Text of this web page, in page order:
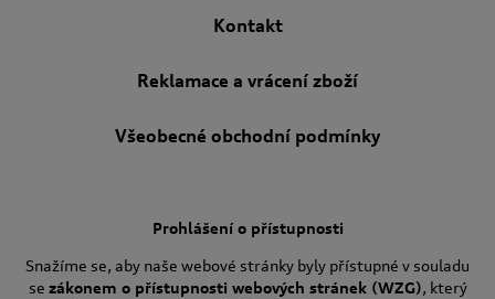
Kontakt
Reklamace a vrácení zboží
Všeobecné obchodní podmínky
Prohlášení o přístupnosti
Snažíme se, aby naše webové stránky byly přístupné v souladu
se zákonem o přístupnosti webových stránek (WZG), který